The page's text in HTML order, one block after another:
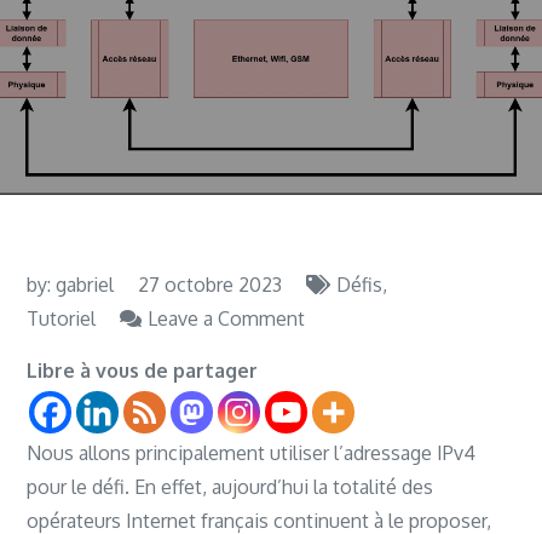
by:gabriel 27 octobre 2023
Défis
Tutoriel
Leave a Commenton
IPV4
pour
le
défi
Libre à vous de partager
Nous allons principalement utiliser l’adressage IPv4
pour le défi. En effet, aujourd’hui la totalité des
opérateurs Internet français continuent à le proposer,